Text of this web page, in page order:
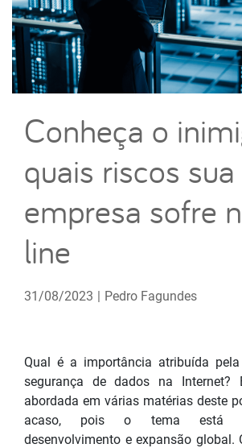
Conheça o
quais riscos sua
empresa sofre
line
31/08/2023 | Pedro Fagundes
Qual é a importância atribuída
segurança de dados na Internet?
abordada em várias matérias deste
acaso, pois o tema está
desenvolvimento e expansão global.